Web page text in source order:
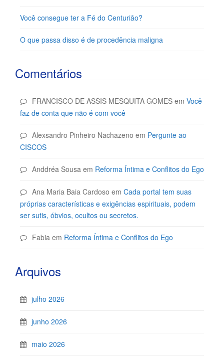
Você consegue ter a Fé do Centurião?
O que passa disso é de procedência maligna
Comentários
FRANCISCO DE ASSIS MESQUITA GOMES em Você
faz de conta que não é com você
Alexsandro Pinheiro Nachazeno em Pergunte ao
CISCOS
Anddréa Sousa em Reforma Íntima e Conflitos do Ego
Ana Maria Baia Cardoso em Cada portal tem suas
próprias características e exigências espirituais, podem
ser sutis, óbvios, ocultos ou secretos.
Fabia em Reforma Íntima e Conflitos do Ego
Arquivos
julho 2026
junho 2026
maio 2026